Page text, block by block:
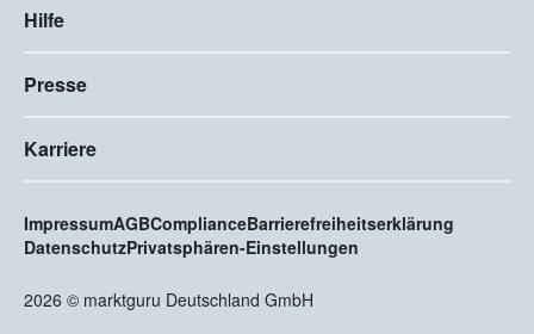
Hilfe
Presse
Karriere
ImpressumAGBComplianceBarrierefreiheitserklärung
DatenschutzPrivatsphären-Einstellungen
2026 © marktguru Deutschland GmbH